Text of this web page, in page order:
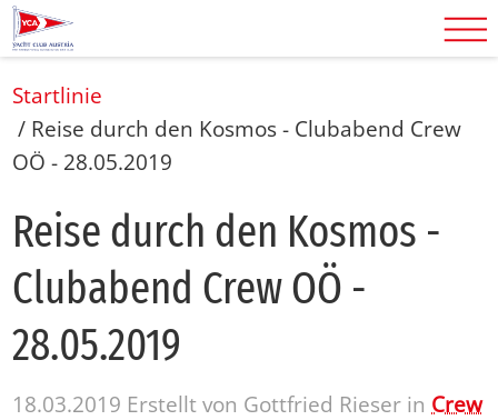
Startlinie
/ Reise durch den Kosmos - Clubabend Crew
OÖ - 28.05.2019
Rei­se durch den Kos­mos -
Club­abend Crew OÖ -
28.05.2019
18.03.2019 Erstellt von Gottfried Rieser in Crew